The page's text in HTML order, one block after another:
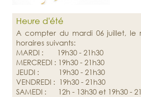
Heure d'été
A compter du mardi 06 juillet, le
horaires suivants:
MARDI : 19h30 - 21h30
MERCREDI : 19h30 - 21h30
JEUDI : 19h30 - 21h30
VENDREDI : 19h30 - 21h30
SAMEDI : 12h - 13h30 et 19h30 -